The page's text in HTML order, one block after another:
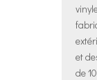
et
de